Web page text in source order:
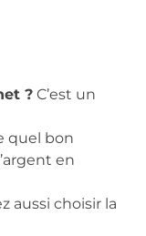
? C’est un
quel bon
en
aussi choisir la